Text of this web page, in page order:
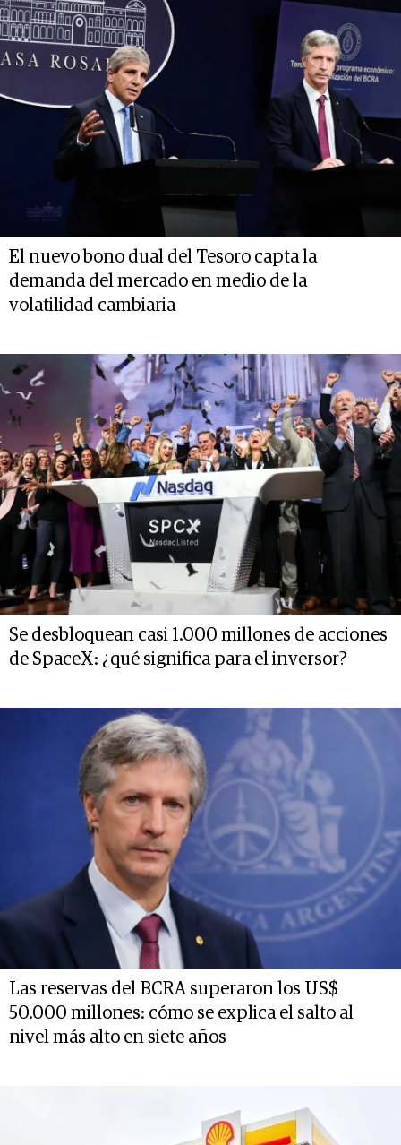
El nuevo bono dual del Tesoro capta la
demanda del mercado en medio de la
volatilidad cambiaria
Se desbloquean casi 1.000 millones de acciones
de SpaceX: ¿qué significa para el inversor?
Las reservas del BCRA superaron los US$
50.000 millones: cómo se explica el salto al
nivel más alto en siete años